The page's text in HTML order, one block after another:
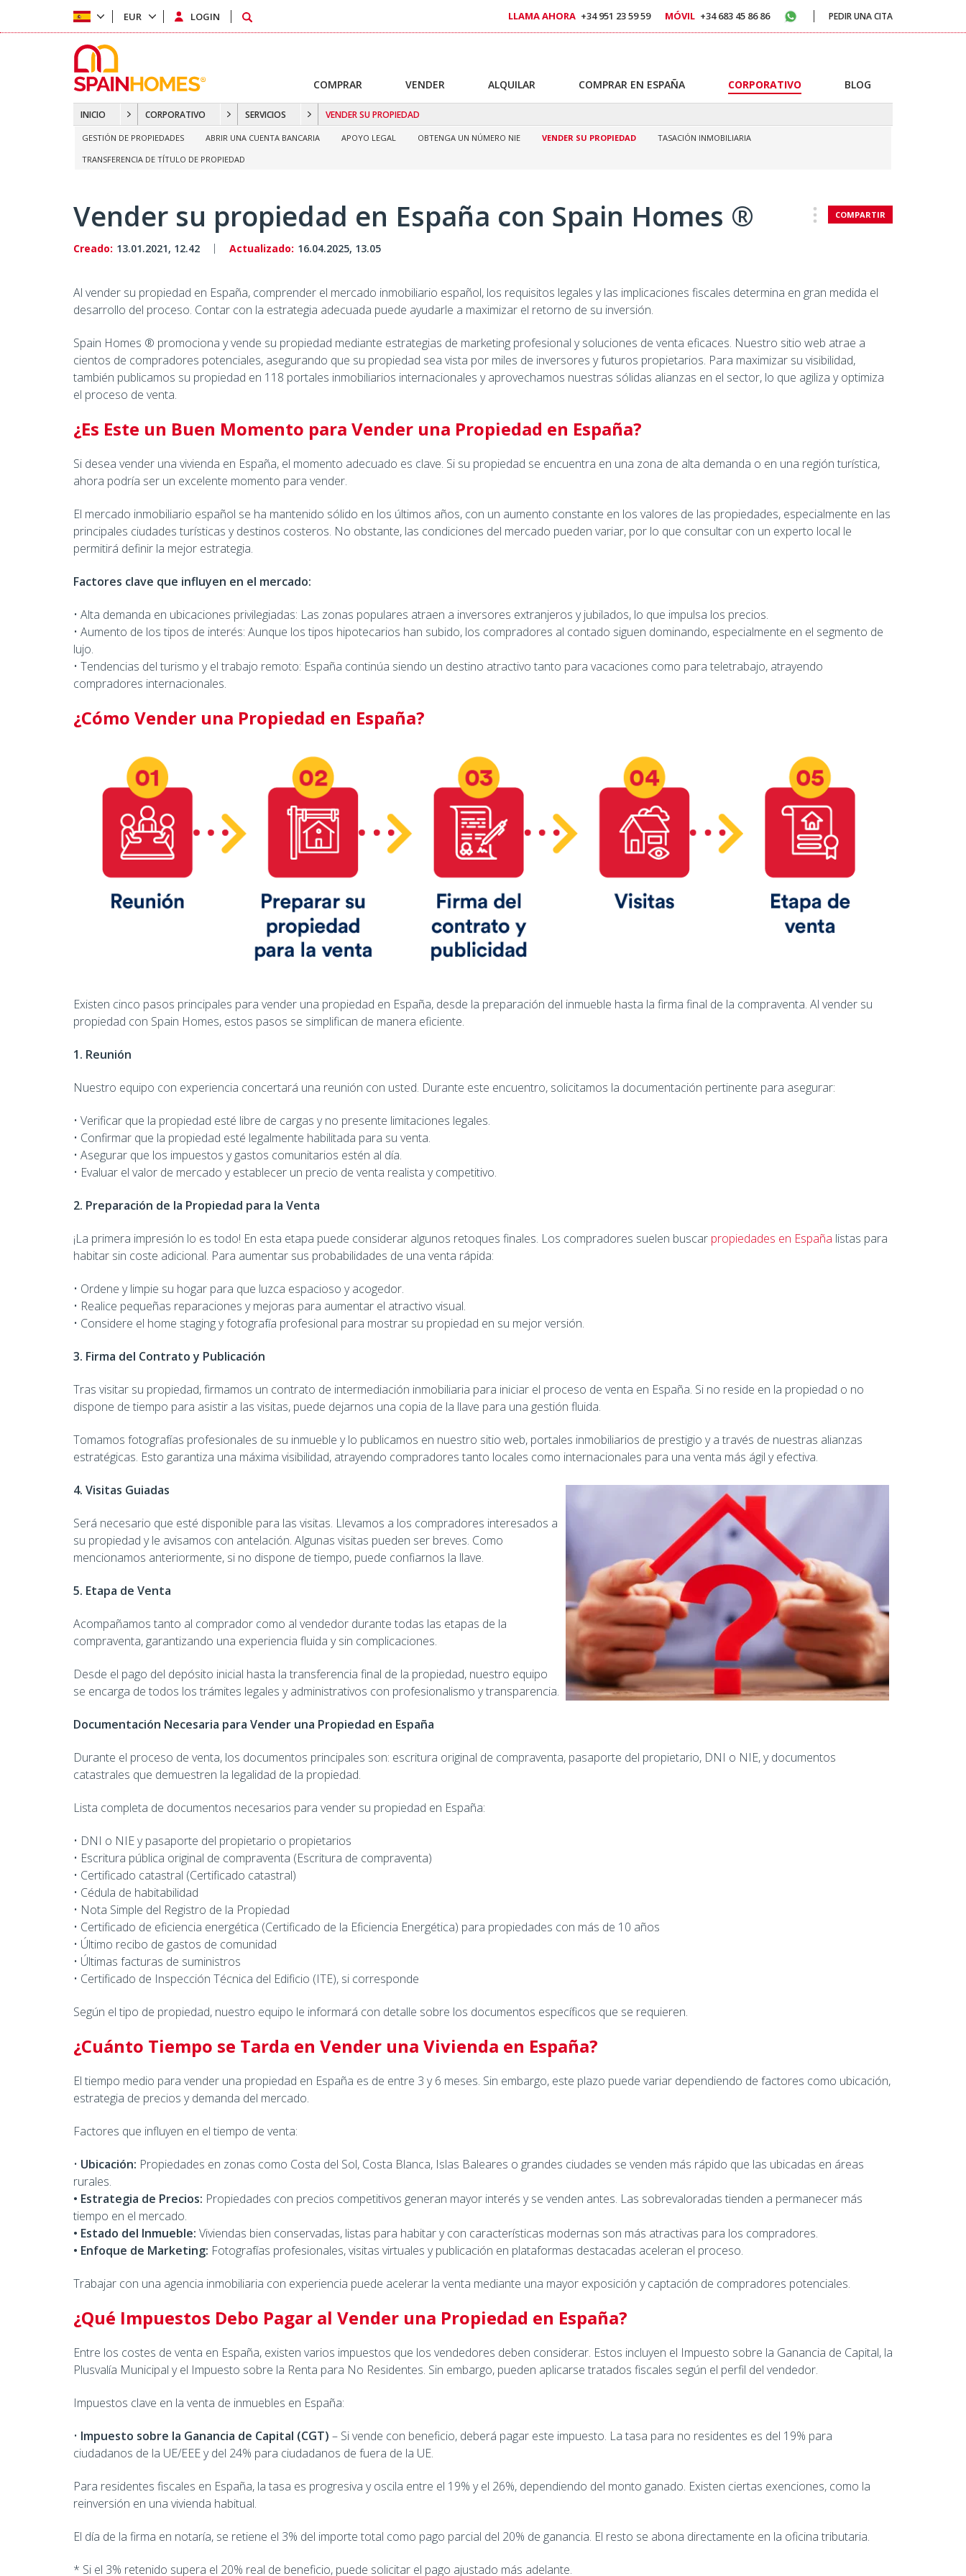
INICIO CORPORATIVO SERVICIOS VENDER SU PROPIEDAD
GESTIÓN DE PROPIEDADES ABRIR UNA CUENTA BANCARIA APOYO LEGAL OBTENGA UN NÚMERO NIE VENDER SU PROPIEDAD
TASACIÓN INMOBILIARIA
TRANSFERENCIA DE TÍTULO DE PROPIEDAD
COMPARTIR
Vender su propiedad en España con Spain Homes ®
Creado: 13.01.2021, 12.42 Actualizado: 16.04.2025, 13.05
Al vender su propiedad en España, comprender el mercado inmobiliario español, los requisitos legales y las implicaciones fiscales determina en gran medida el
desarrollo del proceso. Contar con la estrategia adecuada puede ayudarle a maximizar el retorno de su inversión.
Spain Homes ® promociona y vende su propiedad mediante estrategias de marketing profesional y soluciones de venta eficaces. Nuestro sitio web atrae a
cientos de compradores potenciales, asegurando que su propiedad sea vista por miles de inversores y futuros propietarios. Para maximizar su visibilidad,
también publicamos su propiedad en 118 portales inmobiliarios internacionales y aprovechamos nuestras sólidas alianzas en el sector, lo que agiliza y optimiza
el proceso de venta.
¿Es Este un Buen Momento para Vender una Propiedad en España?
Si desea vender una vivienda en España, el momento adecuado es clave. Si su propiedad se encuentra en una zona de alta demanda o en una región turística,
ahora podría ser un excelente momento para vender.
El mercado inmobiliario español se ha mantenido sólido en los últimos años, con un aumento constante en los valores de las propiedades, especialmente en las
principales ciudades turísticas y destinos costeros. No obstante, las condiciones del mercado pueden variar, por lo que consultar con un experto local le
permitirá definir la mejor estrategia.
Factores clave que influyen en el mercado:
• Alta demanda en ubicaciones privilegiadas: Las zonas populares atraen a inversores extranjeros y jubilados, lo que impulsa los precios.
• Aumento de los tipos de interés: Aunque los tipos hipotecarios han subido, los compradores al contado siguen dominando, especialmente en el segmento de
lujo.
• Tendencias del turismo y el trabajo remoto: España continúa siendo un destino atractivo tanto para vacaciones como para teletrabajo, atrayendo
compradores internacionales.
¿Cómo Vender una Propiedad en España?
Existen cinco pasos principales para vender una propiedad en España, desde la preparación del inmueble hasta la firma final de la compraventa. Al vender su
propiedad con Spain Homes, estos pasos se simplifican de manera eficiente.
1. Reunión
Nuestro equipo con experiencia concertará una reunión con usted. Durante este encuentro, solicitamos la documentación pertinente para asegurar:
• Verificar que la propiedad esté libre de cargas y no presente limitaciones legales.
• Confirmar que la propiedad esté legalmente habilitada para su venta.
• Asegurar que los impuestos y gastos comunitarios estén al día.
• Evaluar el valor de mercado y establecer un precio de venta realista y competitivo.
2. Preparación de la Propiedad para la Venta
¡La primera impresión lo es todo! En esta etapa puede considerar algunos retoques finales. Los compradores suelen buscar propiedades en España listas para
habitar sin coste adicional. Para aumentar sus probabilidades de una venta rápida:
• Ordene y limpie su hogar para que luzca espacioso y acogedor.
• Realice pequeñas reparaciones y mejoras para aumentar el atractivo visual.
• Considere el home staging y fotografía profesional para mostrar su propiedad en su mejor versión.
3. Firma del Contrato y Publicación
Tras visitar su propiedad, firmamos un contrato de intermediación inmobiliaria para iniciar el proceso de venta en España. Si no reside en la propiedad o no
dispone de tiempo para asistir a las visitas, puede dejarnos una copia de la llave para una gestión fluida.
Tomamos fotografías profesionales de su inmueble y lo publicamos en nuestro sitio web, portales inmobiliarios de prestigio y a través de nuestras alianzas
estratégicas. Esto garantiza una máxima visibilidad, atrayendo compradores tanto locales como internacionales para una venta más ágil y efectiva.
4. Visitas Guiadas
Será necesario que esté disponible para las visitas. Llevamos a los compradores interesados a
su propiedad y le avisamos con antelación. Algunas visitas pueden ser breves. Como
mencionamos anteriormente, si no dispone de tiempo, puede confiarnos la llave.
5. Etapa de Venta
Acompañamos tanto al comprador como al vendedor durante todas las etapas de la
compraventa, garantizando una experiencia fluida y sin complicaciones.
Desde el pago del depósito inicial hasta la transferencia final de la propiedad, nuestro equipo
se encarga de todos los trámites legales y administrativos con profesionalismo y transparencia.
Documentación Necesaria para Vender una Propiedad en España
Durante el proceso de venta, los documentos principales son: escritura original de compraventa, pasaporte del propietario, DNI o NIE, y documentos
catastrales que demuestren la legalidad de la propiedad.
Lista completa de documentos necesarios para vender su propiedad en España:
• DNI o NIE y pasaporte del propietario o propietarios
• Escritura pública original de compraventa (Escritura de compraventa)
• Certificado catastral (Certificado catastral)
• Cédula de habitabilidad
• Nota Simple del Registro de la Propiedad
• Certificado de eficiencia energética (Certificado de la Eficiencia Energética) para propiedades con más de 10 años
• Último recibo de gastos de comunidad
• Últimas facturas de suministros
• Certificado de Inspección Técnica del Edificio (ITE), si corresponde
Según el tipo de propiedad, nuestro equipo le informará con detalle sobre los documentos específicos que se requieren.
¿Cuánto Tiempo se Tarda en Vender una Vivienda en España?
El tiempo medio para vender una propiedad en España es de entre 3 y 6 meses. Sin embargo, este plazo puede variar dependiendo de factores como ubicación,
estrategia de precios y demanda del mercado.
Factores que influyen en el tiempo de venta:
• Ubicación: Propiedades en zonas como Costa del Sol, Costa Blanca, Islas Baleares o grandes ciudades se venden más rápido que las ubicadas en áreas
rurales.
• Estrategia de Precios: Propiedades con precios competitivos generan mayor interés y se venden antes. Las sobrevaloradas tienden a permanecer más
tiempo en el mercado.
• Estado del Inmueble: Viviendas bien conservadas, listas para habitar y con características modernas son más atractivas para los compradores.
• Enfoque de Marketing: Fotografías profesionales, visitas virtuales y publicación en plataformas destacadas aceleran el proceso.
Trabajar con una agencia inmobiliaria con experiencia puede acelerar la venta mediante una mayor exposición y captación de compradores potenciales.
¿Qué Impuestos Debo Pagar al Vender una Propiedad en España?
Entre los costes de venta en España, existen varios impuestos que los vendedores deben considerar. Estos incluyen el Impuesto sobre la Ganancia de Capital, la
Plusvalía Municipal y el Impuesto sobre la Renta para No Residentes. Sin embargo, pueden aplicarse tratados fiscales según el perfil del vendedor.
Impuestos clave en la venta de inmuebles en España:
• Impuesto sobre la Ganancia de Capital (CGT) – Si vende con beneficio, deberá pagar este impuesto. La tasa para no residentes es del 19% para
ciudadanos de la UE/EEE y del 24% para ciudadanos de fuera de la UE.
Para residentes fiscales en España, la tasa es progresiva y oscila entre el 19% y el 26%, dependiendo del monto ganado. Existen ciertas exenciones, como la
reinversión en una vivienda habitual.
El día de la firma en notaría, se retiene el 3% del importe total como pago parcial del 20% de ganancia. El resto se abona directamente en la oficina tributaria.
* Si el 3% retenido supera el 20% real de beneficio, puede solicitar el pago ajustado más adelante.
EUR LOGIN LLAMA AHORA +34 951 23 59 59 MÓVIL +34 683 45 86 86 PEDIR UNA CITA
COMPRAR VENDER ALQUILAR COMPRAR EN ESPAÑA CORPORATIVO BLOG